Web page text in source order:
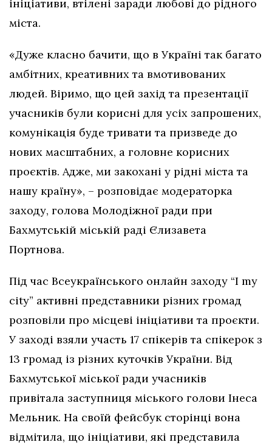
ініціативи, втілені заради любові до рідного
міста.
«Дуже класно бачити, що в Україні так багато
амбітних, креативних та вмотивованих
людей. Віримо, що цей захід та презентації
учасників були корисні для усіх запрошених,
комунікація буде тривати та призведе до
нових масштабних, а головне корисних
проєктів. Адже, ми закохані у рідні міста та
нашу країну», – розповідає модераторка
заходу, голова Молодіжної ради при
Бахмутській міській раді Єлизавета
Портнова.
Під час Всеукраїнського онлайн заходу “I my
city” активні представники різних громад
розповіли про місцеві ініціативи та проєкти.
У заході взяли участь 17 спікерів та спікерок з
13 громад із різних куточків України. Від
Бахмутської міської ради учасників
привітала заступниця міського голови Інеса
Мельник. На своїй фейсбук сторінці вона
відмітила, що ініціативи, які представила